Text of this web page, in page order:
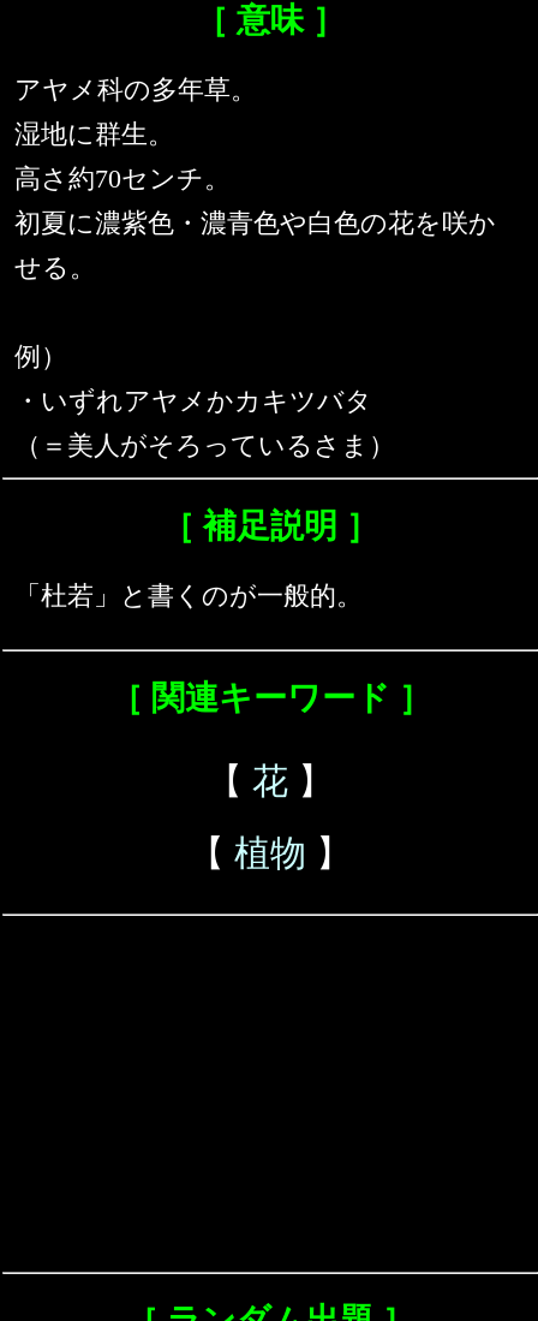
［ 意味 ］
アヤメ科の多年草。
湿地に群生。
高さ約70センチ。
初夏に濃紫色・濃青色や白色の花を咲か
せる。
例）
・いずれアヤメかカキツバタ
（＝美人がそろっているさま）
［ 補足説明 ］
「杜若」と書くのが一般的。
［ 関連キーワード ］
【 花 】
【 植物 】